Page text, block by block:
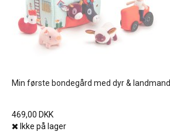
Min første bondegård med dyr & landmand
469,00 DKK
Ikke på lager